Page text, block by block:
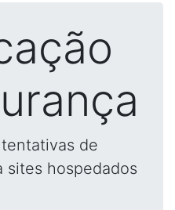
de
sites hospedados